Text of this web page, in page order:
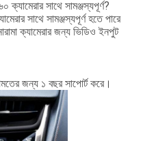
সাথে সামঞ্জস্যপূর্ণ?
সাথে সামঞ্জস্যপূর্ণ হতে পারে
ক্যামেরার জন্য ভিডিও ইনপুট
জন্য ১ বছর সাপোর্ট করে।